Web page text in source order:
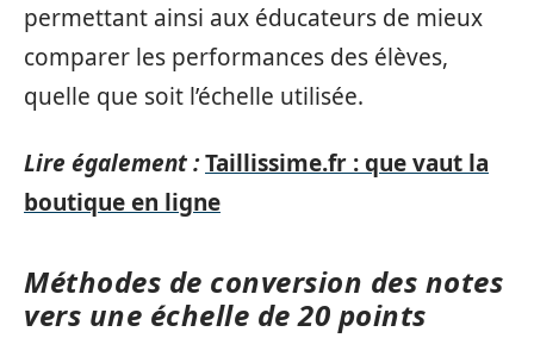
permettant ainsi aux éducateurs de mieux
comparer les performances des élèves,
quelle que soit l’échelle utilisée.
Lire également :Taillissime.fr : que vaut la
boutique en ligne
Méthodes de conversion des notes
vers une échelle de 20 points